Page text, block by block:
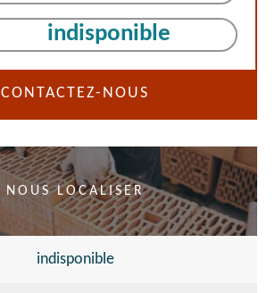
indisponible
CONTACTEZ-NOUS
NOUS LOCALISER
indisponible